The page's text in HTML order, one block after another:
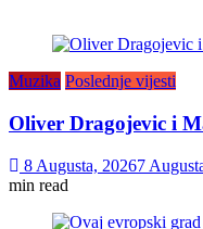
Muzika Poslednje vijesti
Oliver Dragojevic i
8 Augusta, 20267
min read